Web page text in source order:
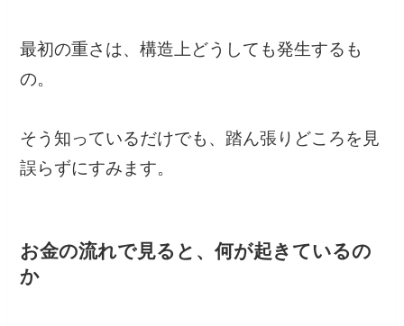
最初の重さは、構造上どうしても発生するも
の。
そう知っているだけでも、踏ん張りどころを見
誤らずにすみます。
お金の流れで見ると、何が起きているの
か